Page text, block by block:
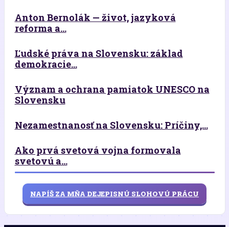
Anton Bernolák — život, jazyková
reforma a...
Ľudské práva na Slovensku: základ
demokracie...
Význam a ochrana pamiatok UNESCO na
Slovensku
Nezamestnanosť na Slovensku: Príčiny,...
Ako prvá svetová vojna formovala
svetovú a...
NAPÍŠ ZA MŇA DEJEPISNÚ SLOHOVÚ PRÁCU